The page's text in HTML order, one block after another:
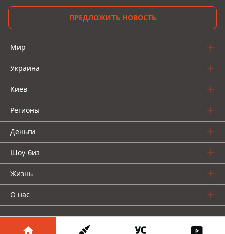
ПРЕДЛОЖИТЬ НОВОСТЬ
Мир
Украина
Киев
Регионы
Деньги
Шоу-биз
Жизнь
О нас